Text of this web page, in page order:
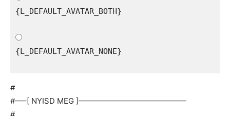
{L_DEFAULT_AVATAR_BOTH}
{L_DEFAULT_AVATAR_NONE}
#
#—–[ NYISD MEG ]——————————————
#